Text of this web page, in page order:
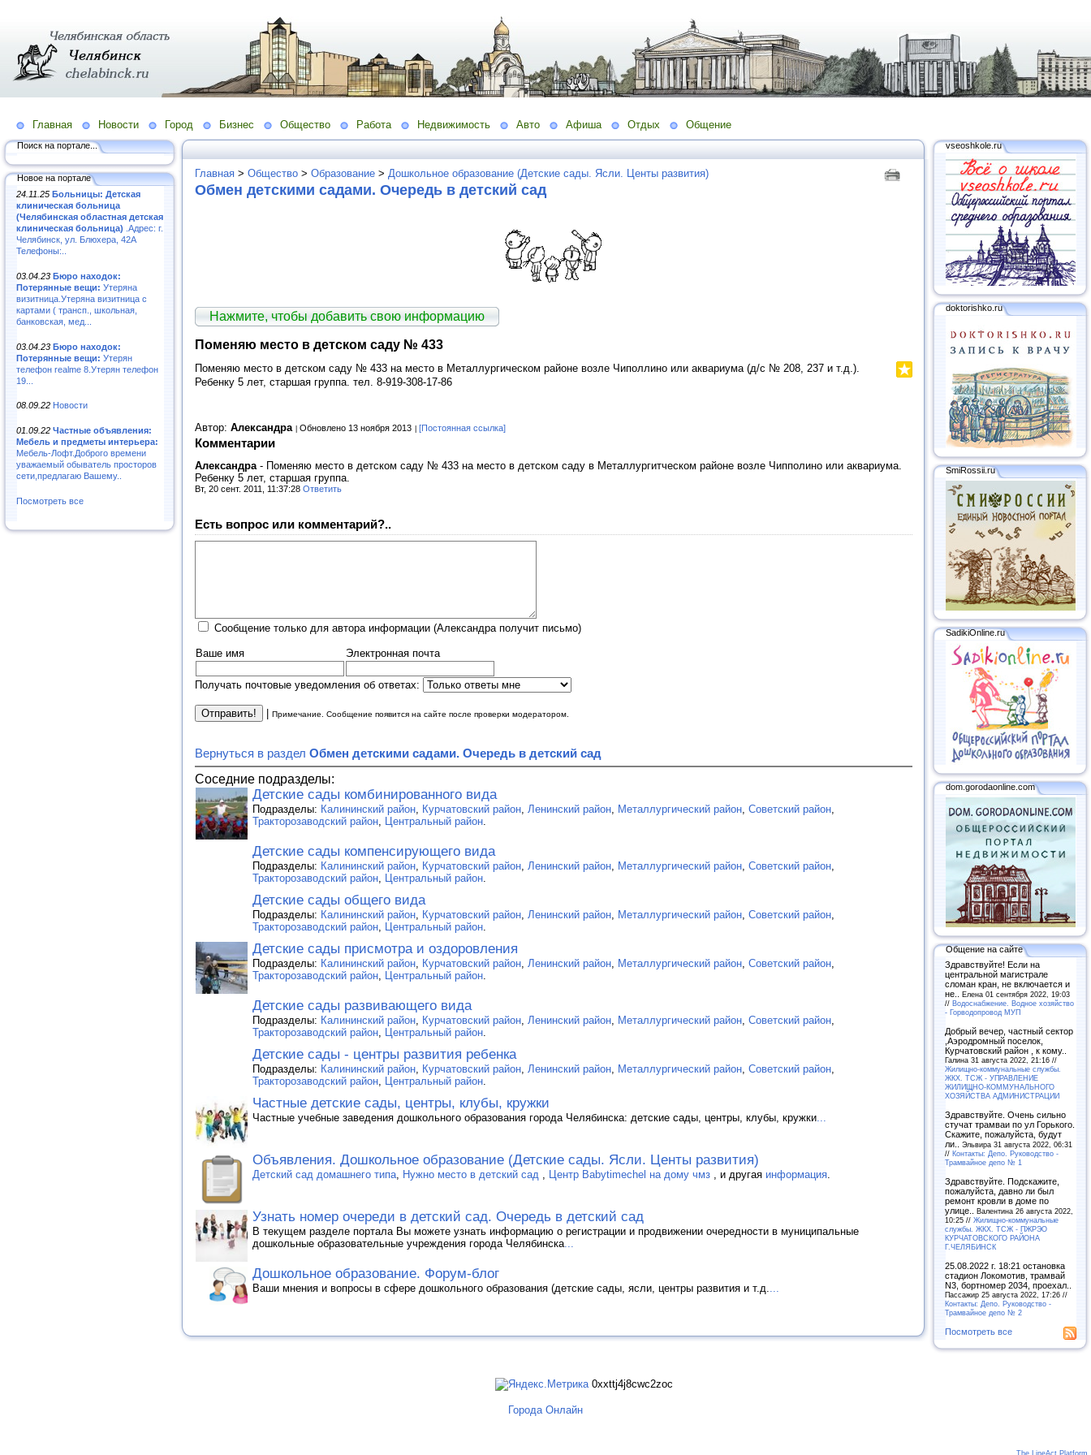
Главная Новости Город Бизнес Общество Работа Недвижимость Авто Афиша Отдых Общение
Поиск на портале...
Новое на портале
24.11.25 Больницы: Детская
клиническая больница
(Челябинская областная детская
клиническая больница) .Адрес: г.
Челябинск, ул. Блюхера, 42А
Телефоны:..
03.04.23 Бюро находок:
Потерянные вещи: Утеряна
визитница.Утеряна визитница с
картами ( трансп., школьная,
банковская, мед...
03.04.23 Бюро находок:
Потерянные вещи: Утерян
телефон realme 8.Утерян телефон
19...
08.09.22 Новости
01.09.22 Частные объявления:
Мебель и предметы интерьера:
Мебель-Лофт.Доброго времени
уважаемый обыватель просторов
сети,предлагаю Вашему..
Посмотреть все
Главная > Общество > Образование > Дошкольное образование (Детские сады. Ясли. Центы развития)
Обмен детскими садами. Очередь в детский сад
Нажмите, чтобы добавить свою информацию
Поменяю место в детском саду № 433
Поменяю место в детском саду № 433 на место в Металлургическом районе возле Чиполлино или аквариума (д/с № 208, 237 и т.д.).
Ребенку 5 лет, старшая группа. тел. 8-919-308-17-86
Автор: Александра Обновлено 13 ноября 2013 [Постоянная ссылка]
Комментарии
Александра - Поменяю место в детском саду № 433 на место в детском саду в Металлургитческом районе возле Чипполино или аквариума.
Ребенку 5 лет, старшая группа.
Вт, 20 сент. 2011, 11:37:28 Ответить
Есть вопрос или комментарий?..
Сообщение только для автора информации (Александра получит письмо)
Ваше имя Электронная почта
Получать почтовые уведомления об ответах:
Примечание. Сообщение появится на сайте после проверки модератором.
Вернуться в раздел Обмен детскими садами. Очередь в детский сад
Соседние подразделы:
Детские сады комбинированного вида
Подразделы: Калининский район, Курчатовский район, Ленинский район, Металлургический район, Советский район,
Тракторозаводский район, Центральный район.
Детские сады компенсирующего вида
Подразделы: Калининский район, Курчатовский район, Ленинский район, Металлургический район, Советский район,
Тракторозаводский район, Центральный район.
Детские сады общего вида
Подразделы: Калининский район, Курчатовский район, Ленинский район, Металлургический район, Советский район,
Тракторозаводский район, Центральный район.
Детские сады присмотра и оздоровления
Подразделы: Калининский район, Курчатовский район, Ленинский район, Металлургический район, Советский район,
Тракторозаводский район, Центральный район.
Детские сады развивающего вида
Подразделы: Калининский район, Курчатовский район, Ленинский район, Металлургический район, Советский район,
Тракторозаводский район, Центральный район.
Детские сады - центры развития ребенка
Подразделы: Калининский район, Курчатовский район, Ленинский район, Металлургический район, Советский район,
Тракторозаводский район, Центральный район.
Частные детские сады, центры, клубы, кружки
Частные учебные заведения дошкольного образования города Челябинска: детские сады, центры, клубы, кружки...
Объявления. Дошкольное образование (Детские сады. Ясли. Центы развития)
Детский сад домашнего типа, Нужно место в детский сад , Центр Babytimechel на дому чмз , и другая информация.
Узнать номер очереди в детский сад. Очередь в детский сад
В текущем разделе портала Вы можете узнать информацию о регистрации и продвижении очередности в муниципальные
дошкольные образовательные учреждения города Челябинска...
Дошкольное образование. Форум-блог
Ваши мнения и вопросы в сфере дошкольного образования (детские сады, ясли, центры развития и т.д....
vseoshkole.ru
doktorishko.ru
SmiRossii.ru
SadikiOnline.ru
dom.gorodaonline.com
Общение на сайте
Здравствуйте! Если на
центральной магистрале
сломан кран, не включается и
не.. Елена 01 сентября 2022, 19:03
// Водоснабжение. Водное хозяйство
- Горводопровод МУП
Добрый вечер, частный сектор
,Аэродромный поселок,
Курчатовский район , к кому..
Галина 31 августа 2022, 21:16 //
Жилищно-коммунальные службы.
ЖКХ. ТСЖ - УПРАВЛЕНИЕ
ЖИЛИЩНО-КОММУНАЛЬНОГО
ХОЗЯЙСТВА АДМИНИСТРАЦИИ
Здравствуйте. Очень сильно
стучат трамваи по ул Горького.
Скажите, пожалуйста, будут
ли.. Эльвира 31 августа 2022, 06:31
// Контакты: Депо. Руководство -
Трамвайное депо № 1
Здравствуйте. Подскажите,
пожалуйста, давно ли был
ремонт кровли в доме по
улице.. Валентина 26 августа 2022,
10:25 // Жилищно-коммунальные
службы. ЖКХ. ТСЖ - ПЖРЭО
КУРЧАТОВСКОГО РАЙОНА
Г.ЧЕЛЯБИНСК
25.08.2022 г. 18:21 остановка
стадион Локомотив, трамвай
N3, бортномер 2034, проехал..
Пассажир 25 августа 2022, 17:26 //
Контакты: Депо. Руководство -
Трамвайное депо № 2
Посмотреть все
0xxttj4j8cwc2zoc
Города Онлайн
The LineAct Platform